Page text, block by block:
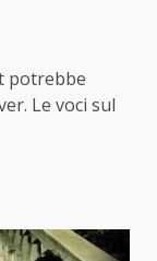
potrebbe
Le voci sul